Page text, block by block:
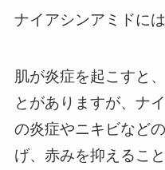
ナイアシンアミドに
肌が炎症を起こすと
とがありますが、ナ
の炎症やニキビなど
げ、赤みを抑えるこ